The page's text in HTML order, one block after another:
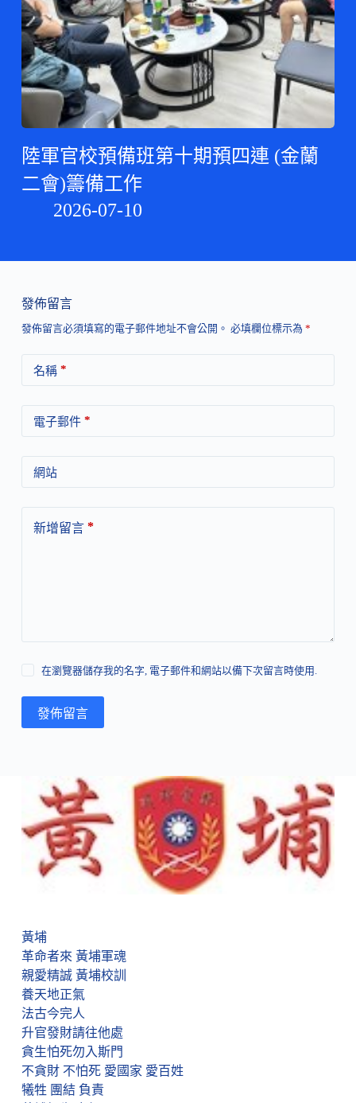
陸軍官校預備班第十期預四連 (金蘭
二會)籌備工作
2026-07-10
發佈留言
發佈留言必須填寫的電子郵件地址不會公開。 必填欄位標示為 *
名稱 *
電子郵件*
網站
新增留言*
在瀏覽器儲存我的名字, 電子郵件和網站以備下次留言時使用.
發佈留言
黃埔
革命者來 黃埔軍魂
親愛精誠 黃埔校訓
養天地正氣
法古今完人
升官發財請往他處
貪生怕死勿入斯門
不貪財 不怕死 愛國家 愛百姓
犧牲 團結 負責